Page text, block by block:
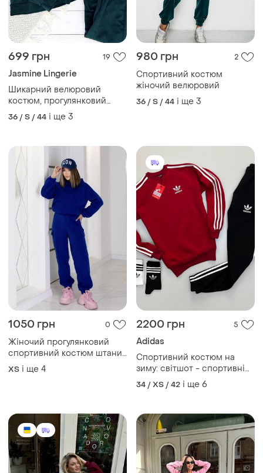
699 грн 19
Jasmine Lingerie
Шикарний велюровий
костюм, прогулянковий
спортивний костюм/
велюровий комплект
36 / S / 44 і ще 3
980 грн 2
Спортивний костюм
жіночий велюровий
36 / S / 44 і ще 3
1050 грн 0
Жіночий прогулянковий
спортивний костюм штани
світшот
ХS і ще 4
2200 грн 5
Adidas
Спортивний костюм на
зиму: світшот - спортивні
штани+ подарунок
34 / XS / 42 і ще 6